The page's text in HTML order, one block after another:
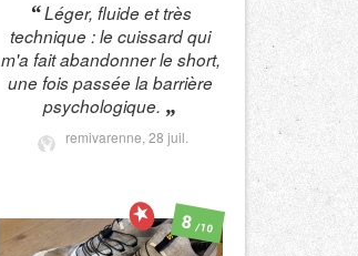
Léger, fluide et très
technique : le cuissard qui
m'a fait abandonner le short,
une fois passée la barrière
psychologique.
remivarenne, 28 juil.
8/10